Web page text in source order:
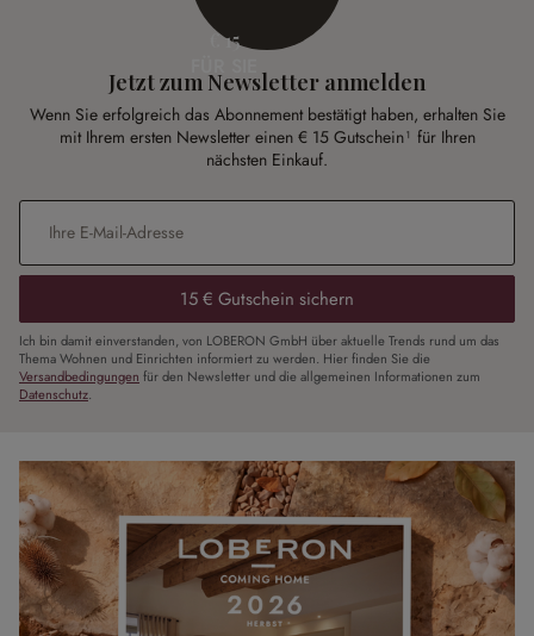
€ 15
Jetzt zum Newsletter anmelden
Wenn Sie erfolgreich das Abonnement bestätigt haben, erhalten Sie
mit Ihrem ersten Newsletter einen € 15 Gutschein¹ für Ihren
nächsten Einkauf.
E-Mail-Adresse
15 € Gutschein sichern
Ich bin damit einverstanden, von LOBERON GmbH über aktuelle Trends rund um das
Thema Wohnen und Einrichten informiert zu werden. Hier finden Sie die
Versandbedingungen für den Newsletter und die allgemeinen Informationen zum
Datenschutz.